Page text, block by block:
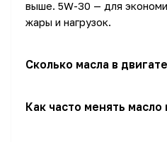
выше. 5W-30 — для
жары и нагрузок.
Сколько масла в
брать 5-литровую
Как часто менять масло